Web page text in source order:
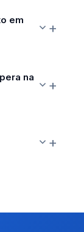
em
na